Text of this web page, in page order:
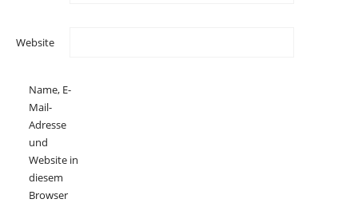
Website
Name, E-
Mail-
Adresse
und
Website in
diesem
Browser